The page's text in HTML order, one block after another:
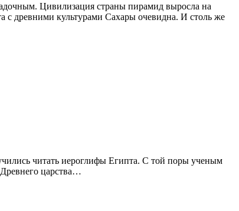
Цивилизация страны пирамид выросла на
древними культурами Сахары очевидна. И столь же
читать иероглифы Египта. С той поры ученым
царства…